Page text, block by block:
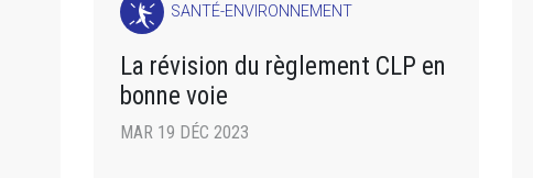
SANTÉ-ENVIRONNEMENT
La révision du règlement CLP en
bonne voie
MAR 19 DÉC 2023